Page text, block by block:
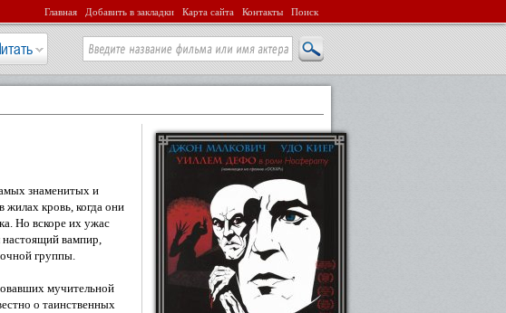
Главная Добавить в закладки Карта сайта Контакты Поиск
Читать
знаменитых и
кровь, когда они
Но вскоре их ужас
настоящий вампир,
группы.
мучительной
о таинственных